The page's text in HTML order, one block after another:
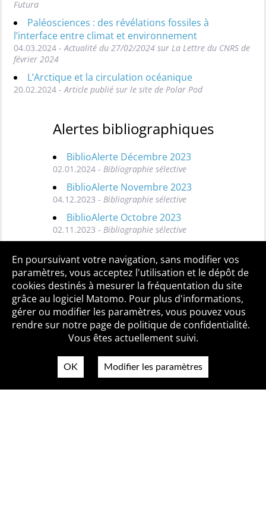
Futura
Paléosciences : des révélations fossiles à
l’interface entre climat et environnement
04.03.2024 - Actualité du 27/02/2024 sur La Lettre du CNRS de
février 2024
L’Arctique et la circulation océanique
20.02.2024 - Article publié sur le site de Polar Pod
Alertes bibliographiques
BiblioAlerte Décembre 2023
02.01.2024 - Bibliographie sélective
BiblioAlerte Novembre 2023
04.12.2023 - Bibliographie sélective
BiblioAlerte Octobre 2023
02.11.2023 - Bibliographie sélective
Toutes les BiblioAlertes
Qui sommes-nous ? Mentions légales
Accessibilité
Politique de confidentialité
Contact
En poursuivant votre navigation, sans modifier vos
paramètres, vous acceptez l'utilisation et le dépôt de
cookies destinés à mesurer la fréquentation du site
grâce au logiciel Matomo. Pour plus d'informations,
gérer ou modifier les paramètres, vous pouvez vous
rendre sur notre page de politique de confidentialité.
Vous êtes actuellement suivi.
OK Modifier les paramètres